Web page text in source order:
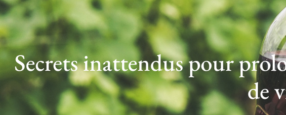
Secrets inattendus pour
de